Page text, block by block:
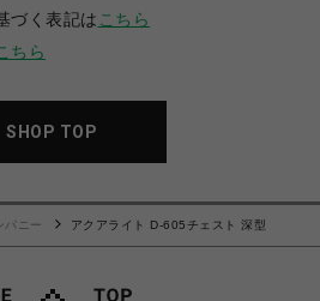
づく表記は こちら
ちら
SHOP TOP
パニー アクアライト D-605チェスト 深型